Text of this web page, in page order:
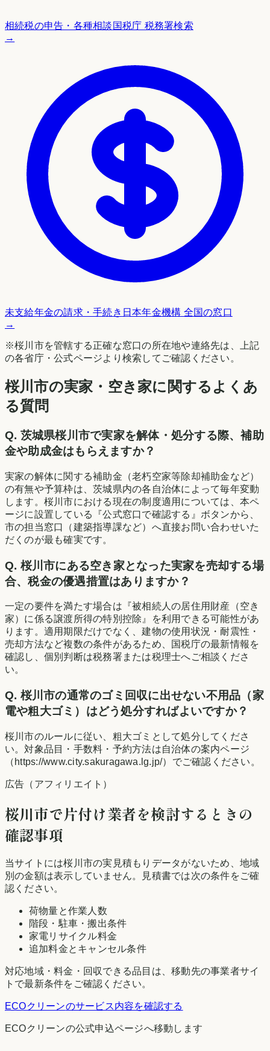
相続税の申告・各種相談 国税庁 税務署検索
→
未支給年金の請求・手続き 日本年金機構 全国の窓口
→
※桜川市を管轄する正確な窓口の所在地や連絡先は、上記
の各省庁・公式ページより検索してご確認ください。
桜川市の実家・空き家に関するよくあ
る質問
Q. 茨城県桜川市で実家を解体・処分する際、補助
金や助成金はもらえますか？
実家の解体に関する補助金（老朽空家等除却補助金など）
の有無や予算枠は、茨城県内の各自治体によって毎年変動
します。桜川市における現在の制度適用については、本ペ
ージに設置している『公式窓口で確認する』ボタンから、
市の担当窓口（建築指導課など）へ直接お問い合わせいた
だくのが最も確実です。
Q. 桜川市にある空き家となった実家を売却する場
合、税金の優遇措置はありますか？
一定の要件を満たす場合は『被相続人の居住用財産（空き
家）に係る譲渡所得の特別控除』を利用できる可能性があ
ります。適用期限だけでなく、建物の使用状況・耐震性・
売却方法など複数の条件があるため、国税庁の最新情報を
確認し、個別判断は税務署または税理士へご相談くださ
い。
Q. 桜川市の通常のゴミ回収に出せない不用品（家
電や粗大ゴミ）はどう処分すればよいですか？
桜川市のルールに従い、粗大ゴミとして処分してくださ
い。対象品目・手数料・予約方法は自治体の案内ページ
（https://www.city.sakuragawa.lg.jp/）でご確認ください。
広告（アフィリエイト）
桜川市で片付け業者を検討するときの
確認事項
当サイトには桜川市の実見積もりデータがないため、地域
別の金額は表示していません。見積書では次の条件をご確
認ください。
荷物量と作業人数
階段・駐車・搬出条件
家電リサイクル料金
追加料金とキャンセル条件
対応地域・料金・回収できる品目は、移動先の事業者サイ
トで最新条件をご確認ください。
ECOクリーンのサービス内容を確認する
ECOクリーンの公式申込ページへ移動します